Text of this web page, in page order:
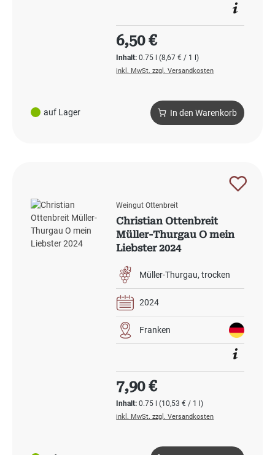
auf Lager
Inhalt:0.75 l(8,67 € / 1 l)
Regulärer Preis:
6,50 €
inkl. MwSt. zzgl. Versandkosten
In den Warenkorb
Weingut Ottenbreit
Christian Ottenbreit
Müller-Thurgau O mein
Liebster 2024
Müller-Thurgau trocken
2024
Franken
Inhalt:0.75 l(10,53 € / 1 l)
Regulärer Preis:
7,90 €
inkl. MwSt. zzgl. Versandkosten